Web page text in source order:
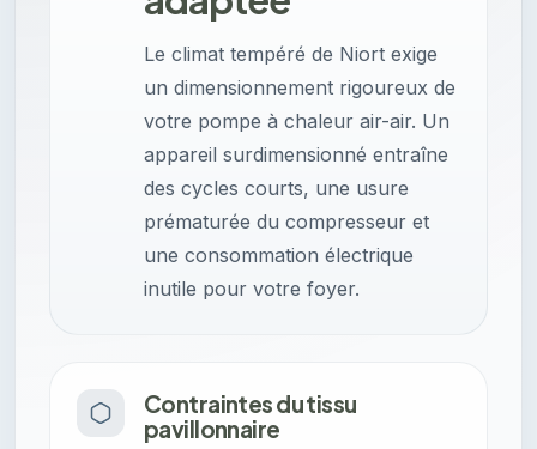
Le climat tempéré de Niort exige
un dimensionnement rigoureux de
votre pompe à chaleur air-air. Un
appareil surdimensionné entraîne
des cycles courts, une usure
prématurée du compresseur et
une consommation électrique
inutile pour votre foyer.
Contraintes du tissu
pavillonnaire